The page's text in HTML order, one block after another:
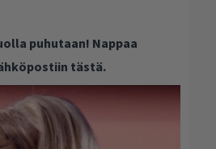
puhutaan! Nappaa
tästä.